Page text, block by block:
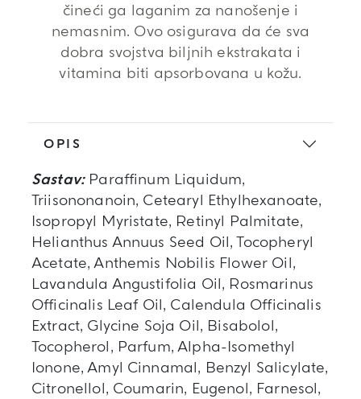
čineći ga laganim za nanošenje i
nemasnim. Ovo osigurava da će sva
dobra svojstva biljnih ekstrakata i
vitamina biti apsorbovana u kožu.
OPIS
Sastav:Paraffinum Liquidum,
Triisononanoin, Cetearyl Ethylhexanoate,
Isopropyl Myristate, Retinyl Palmitate,
Helianthus Annuus Seed Oil, Tocopheryl
Acetate, Anthemis Nobilis Flower Oil,
Lavandula Angustifolia Oil, Rosmarinus
Officinalis Leaf Oil, Calendula Officinalis
Extract, Glycine Soja Oil, Bisabolol,
Tocopherol, Parfum, Alpha-Isomethyl
Ionone, Amyl Cinnamal, Benzyl Salicylate,
Citronellol, Coumarin, Eugenol, Farnesol,